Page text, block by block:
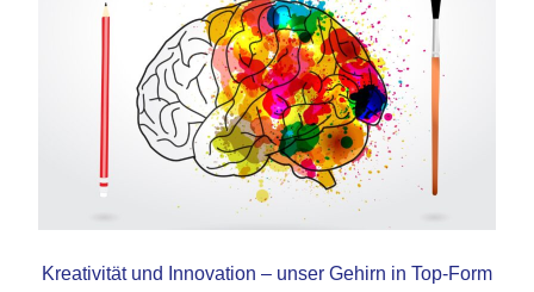
Kreativität und Innovation – unser Gehirn in Top-Form